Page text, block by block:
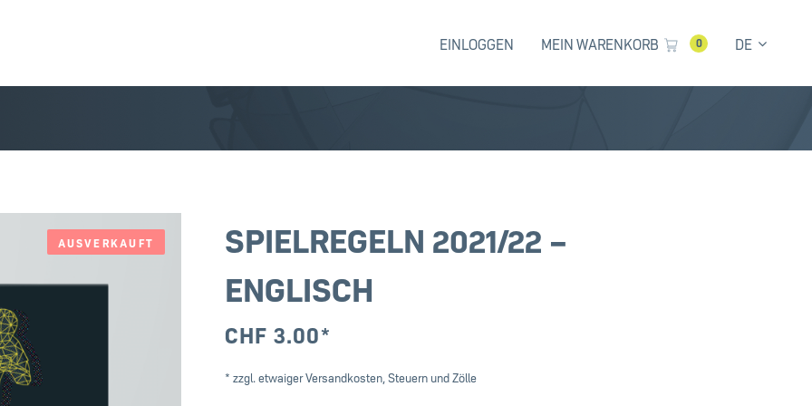
EINLOGGEN MEIN WARENKORB 0 DE
AUSVERKAUFT
SPIELREGELN 2021/22 –
ENGLISCH
CHF 3.00*
* zzgl. etwaiger Versandkosten, Steuern und Zölle